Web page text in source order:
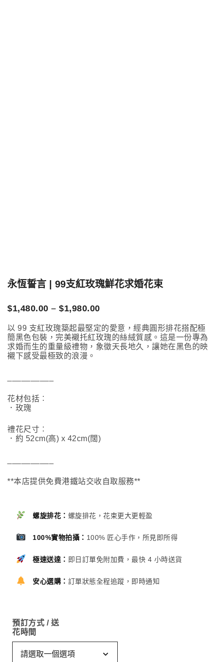
永恆誓言 | 99支紅玫瑰鮮花求婚花束
$1,480.00 – $1,980.00Price
$1,480.00
through
$1,980.00
以 99 支紅玫瑰築起最堅定的愛意，經典圓形排花搭配極
簡黑色包裝，完美襯托紅玫瑰的絲絨質感。這是一份專為
求婚而生的重量級禮物，象徵天長地久，讓她在黑色的映
襯下感受最極致的浪漫。
花材包括︰
．玫瑰
禮花尺寸︰
．約 52cm(高) x 42cm(闊)
**本店提供免費港鐵站交收自取服務**
螺旋排花： 螺旋排花，花束更大更輕盈
100%實物拍攝： 100% 匠心手作，所見即所得
極速送達： 即日訂單免附加費，最快 4 小時送貨
安心選購： 訂單狀態全程追蹤，即時通知
預訂方式 / 送
花時間